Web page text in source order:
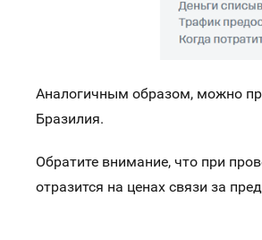
Аналогичным образом, можно
Бразилия.
Обратите внимание, что при
отразится на ценах связи за